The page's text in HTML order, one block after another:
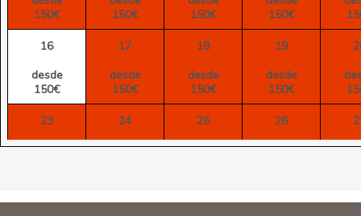
150€
150€
150€
150€
16 17 18 19
desde
150€
desde
150€
desde
150€
desde
150€
23 24 25 26
desde
desde
desde
desde